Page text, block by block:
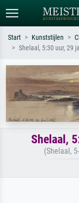
Zoek op kunstenaar, titel
Monet, Sterrennacht,
Hokusai-golf,
Start Kunststijlen
Shelaal, 5:30 uur, 29
Shelaal,
(Shelaal,